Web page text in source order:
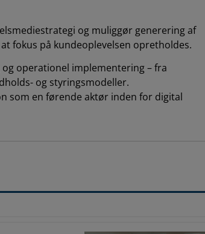
og muliggør generering af
fokus på kundeoplevelsen opretholdes.
operationel implementering – fra
og styringsmodeller.
som en førende aktør inden for digital